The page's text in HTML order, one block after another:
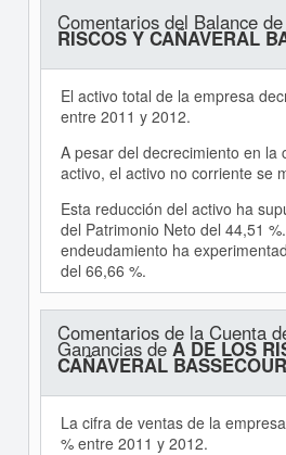
Comentarios del Balance de
RISCOS Y CAÑAVERAL
El activo total de la empresa
entre 2011 y 2012.
A pesar del decrecimiento en la
activo, el activo no corriente se
Esta reducción del activo ha
del Patrimonio Neto del 44,51
endeudamiento ha
del 66,66 %.
Comentarios de la Cuenta
Ganancias deA DE LOS
CAÑAVERAL
La cifra de ventas de la
% entre 2011 y 2012.